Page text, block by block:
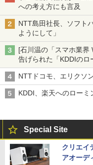
への考え方にも言及
NTT島田社長、ソフト
ようにして」
[石川温の「スマホ業界
告げられた「KDDIのロ
穴と楽天モバイルの課
NTTドコモ、エリクソ
KDDI、楽天へのローミ
Special Site
クリエイ
アオーデ